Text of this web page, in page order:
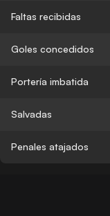
Faltas recibidas
Goles concedidos
Portería imbatida
Salvadas
Penales atajados